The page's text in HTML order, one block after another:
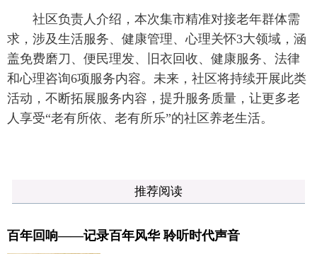
社区负责人介绍，本次集市精准对接老年群体需
求，涉及生活服务、健康管理、心理关怀3大领域，涵
盖免费磨刀、便民理发、旧衣回收、健康服务、法律
和心理咨询6项服务内容。未来，社区将持续开展此类
活动，不断拓展服务内容，提升服务质量，让更多老
人享受“老有所依、老有所乐”的社区养老生活。
推荐阅读
百年回响——记录百年风华 聆听时代声音